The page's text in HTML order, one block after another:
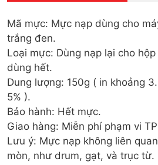
Mã mực: Mực nạp dùng cho
trắng đen.
Loại mực: Dùng nạp lại cho
dùng hết.
Dung lượng: 150g ( in khoảng
5% ).
Bảo hành: Hết mực.
Giao hàng: Miễn phí phạm vi
Lưu ý: Mực nạp không liên
mòn, như drum, gạt, và trục từ.